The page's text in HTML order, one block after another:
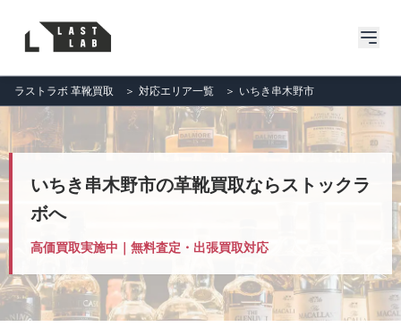
ラストラボ 革靴買取 ＞ 対応エリア一覧 ＞ いちき串木野市
いちき串木野市の革靴買取ならストックラ
ボへ
高価買取実施中｜無料査定・出張買取対応